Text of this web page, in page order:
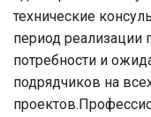
технические
период реализации
потребности и
подрядчиков на